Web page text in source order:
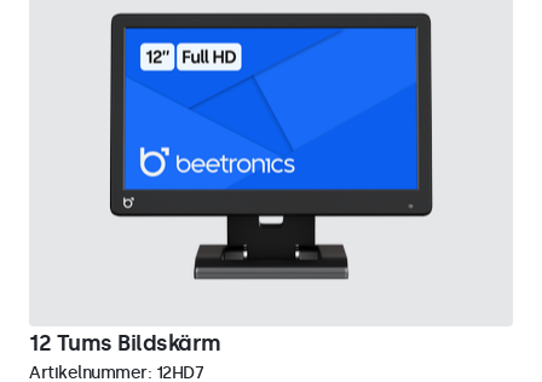
12 Tums Bildskärm
Artikelnummer: 12HD7